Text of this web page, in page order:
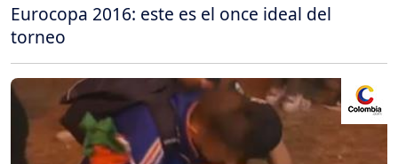
Eurocopa 2016: este es el once ideal del
torneo